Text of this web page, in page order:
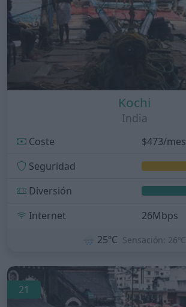
Kochi
India
Coste
$473/mes
Seguridad
Diversión
Internet
26Mbps
🌧️ 25ºC Sensación: 26ºC
21